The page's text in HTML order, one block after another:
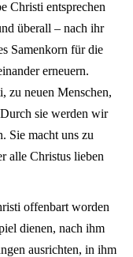
Christi entsprechen
überall – nach ihr
Samenkorn für die
erneuern.
zu neuen Menschen,
sie werden wir
Sie macht uns zu
alle Christus lieben
offenbart worden
dienen, nach ihm
ausrichten, in ihm